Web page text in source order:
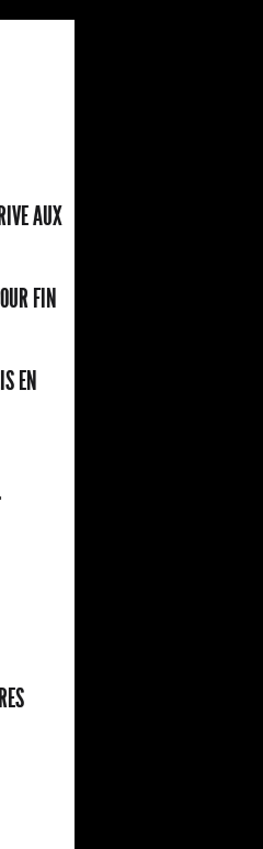
AUX
FIN
EN